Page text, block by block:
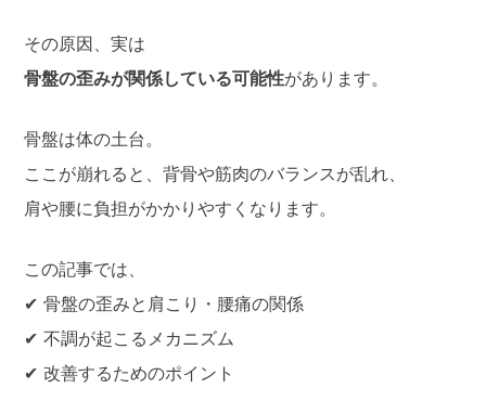
その原因、実は
骨盤の歪みが関係している可能性があります。
骨盤は体の土台。
ここが崩れると、背骨や筋肉のバランスが乱れ、
肩や腰に負担がかかりやすくなります。
この記事では、
✔ 骨盤の歪みと肩こり・腰痛の関係
✔ 不調が起こるメカニズム
✔ 改善するためのポイント